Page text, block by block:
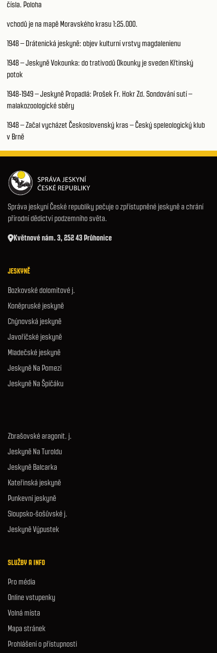
čísla. Poloha
vchodů je na mapě Moravského krasu 1:25.000.
1948 – Drátenická jeskyně: objev kulturní vrstvy magdalenienu
1948 – Jeskyně Vokounka: do trativodů Okounky je sveden Křtinský
potok
1948-1949 – Jeskyně Propadlá: Prošek Fr. Hokr Zd. Sondování sutí –
malakozoologické sběry
1948 – Začal vycházet Československý kras – Český speleologický klub
v Brně
Správa jeskyní České republiky pečuje o zpřístupněné jeskyně a chrání
přírodní dědictví podzemního světa.
Květnové nám. 3, 252 43 Průhonice
JESKYNĚ
Bozkovské dolomitové j.
Koněpruské jeskyně
Chýnovská jeskyně
Javoříčské jeskyně
Mladečské jeskyně
Jeskyně Na Pomezí
Jeskyně Na Špičáku
Zbrašovské aragonit. j.
Jeskyně Na Turoldu
Jeskyně Balcarka
Kateřinská jeskyně
Punkevní jeskyně
Sloupsko-šošůvské j.
Jeskyně Výpustek
SLUŽBY A INFO
Pro média
Online vstupenky
Volná místa
Mapa stránek
Prohlášení o přístupnosti